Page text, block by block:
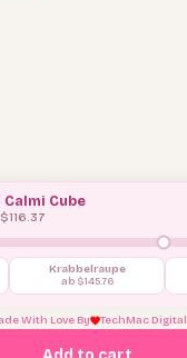
Calmi Cube
Krabbelraupe
ab $145.76
2026, Jolly Designs.
With Love By TechMac Digital